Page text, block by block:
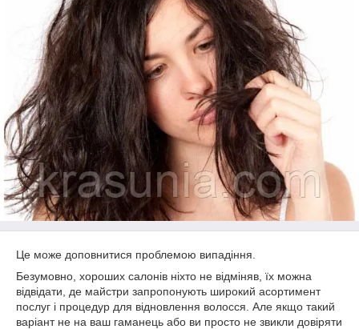
Це може доповнитися проблемою випадіння.
Безумовно, хороших салонів ніхто не відміняв, їх можна
відвідати, де майстри запропонують широкий асортимент
послуг і процедур для відновлення волосся. Але якщо такий
варіант не на ваш гаманець або ви просто не звикли довіряти